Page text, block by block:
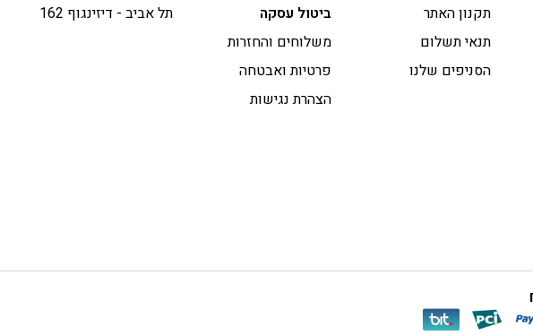
תקנון האתר
תנאי תשלום
הסניפים שלנו
ביטול עסקה
משלוחים והחזרות
פרטיות ואבטחה
הצהרת נגישות
תל אביב - דיזינגוף 162